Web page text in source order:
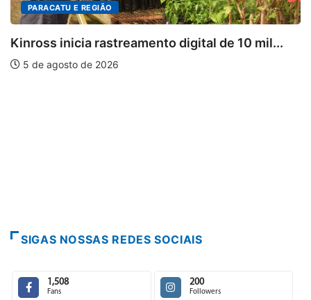
mil...
DESTAQUES
Mia Couto, Miriam Leitão e Cármen
5 de agosto de 2026
SIGAS NOSSAS REDES SOCIAIS
1,508
Fans
200
Followers